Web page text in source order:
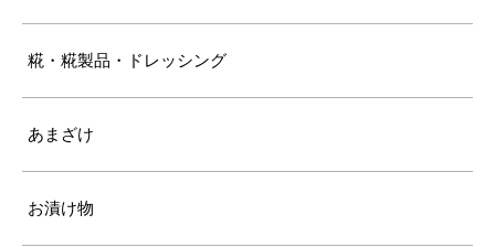
糀・糀製品・ドレッシング
あまざけ
お漬け物